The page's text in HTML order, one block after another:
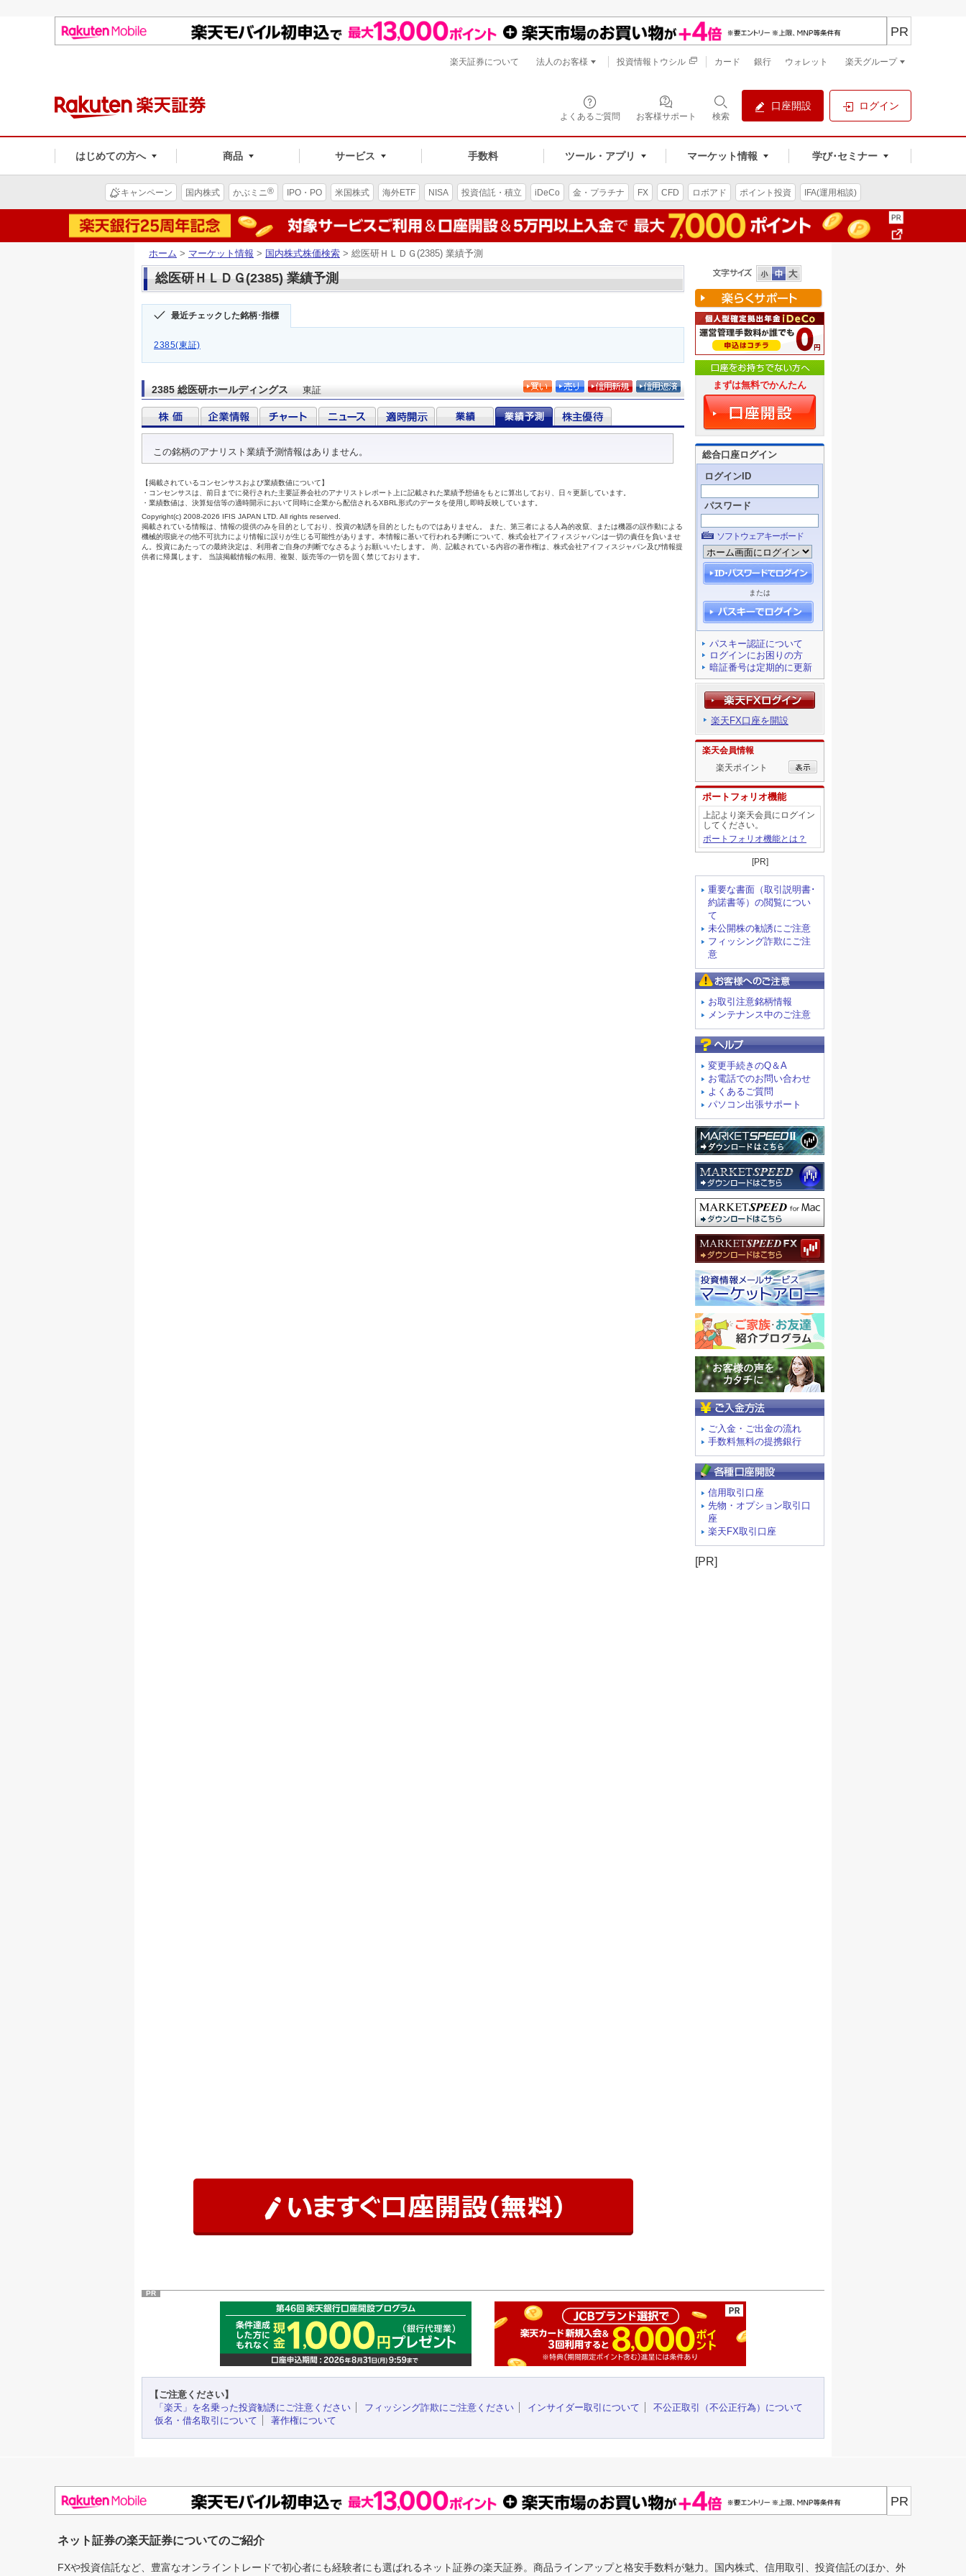
よくあるご質問 お客様サポート 検索
口座開設 ログイン
はじめての方へ 商品 サービス 手数料 ツール・アプリ マーケット情報 学び･セミナー
PR
楽天証券について 法人のお客様 投資情報トウシル カード 銀行 ウォレット 楽天グループ
キャンペーン 国内株式 かぶミニ® IPO・PO 米国株式 海外ETF NISA 投資信託・積立 iDeCo 金・プラチナ FX CFD ロボアド ポイント投資 IFA(運用相談)
ホーム > マーケット情報 > 国内株式株価検索 > 総医研ＨＬＤＧ(2385) 業績予測
総医研ＨＬＤＧ(2385) 業績予測
最近チェックした銘柄･指標
2385(東証)
2385 総医研ホールディングス 東証 まずは無料でかんたん
総合口座ログイン
ログインID
パスワード
ソフトウェアキーボード
または
パスキー認証について
ログインにお困りの方
暗証番号は定期的に更新
楽天FX口座を開設
楽天会員情報
楽天ポイント
ポートフォリオ機能
上記より楽天会員にログイン
してください。
ポートフォリオ機能とは？
[PR]
重要な書面（取引説明書･
約諾書等）の閲覧につい
て
未公開株の勧誘にご注意
フィッシング詐欺にご注
意
お取引注意銘柄情報
メンテナンス中のご注意
変更手続きのQ＆A
お電話でのお問い合わせ
よくあるご質問
パソコン出張サポート
ご入金・ご出金の流れ
手数料無料の提携銀行
信用取引口座
先物・オプション取引口
座
楽天FX取引口座
[PR]
PR
【ご注意ください】
「楽天」を名乗った投資勧誘にご注意ください
フィッシング詐欺にご注意ください インサイダー取引について
不公正取引（不公正行為）について
仮名・借名取引について
著作権について
PR
ネット証券の楽天証券についてのご紹介
FXや投資信託など、豊富なオンライントレードで初心者にも経験者にも選ばれるネット証券の楽天証券。商品ラインアップと格安手数料が魅力。国内株式、信用取引、投資信託のほか、外